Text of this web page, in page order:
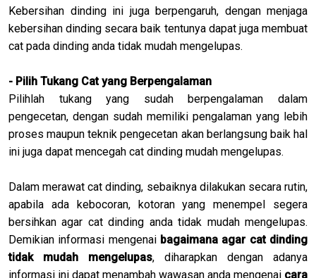
Kebersihan dinding ini juga berpengaruh, dengan menjaga
kebersihan dinding secara baik tentunya dapat juga membuat
cat pada dinding anda tidak mudah mengelupas.
- Pilih Tukang Cat yang Berpengalaman
Pilihlah tukang yang sudah berpengalaman dalam
pengecetan, dengan sudah memiliki pengalaman yang lebih
proses maupun teknik pengecetan akan berlangsung baik hal
ini juga dapat mencegah cat dinding mudah mengelupas.
Dalam merawat cat dinding, sebaiknya dilakukan secara rutin,
apabila ada kebocoran, kotoran yang menempel segera
bersihkan agar cat dinding anda tidak mudah mengelupas.
Demikian informasi mengenai bagaimana agar cat dinding
tidak mudah mengelupas, diharapkan dengan adanya
informasi ini dapat menambah wawasan anda mengenai cara